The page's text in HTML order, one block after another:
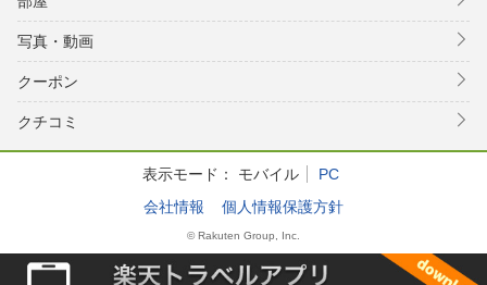
写真・動画
クーポン
クチコミ
表示モード： モバイル
PC
会社情報
個人情報保護方針
© Rakuten Group, Inc.